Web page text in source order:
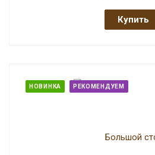
Купить
НОВИНКА РЕКОМЕНДУЕМ